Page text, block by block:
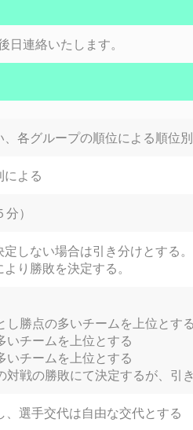
連絡いたします。
各グループの順位による順位
よる
）
しない場合は引き分けとする
り勝敗を決定する。
勝点の多いチームを上位とする
チームを上位とする
チームを上位とする
戦の勝敗にて決定するが、引
選手交代は自由な交代とする